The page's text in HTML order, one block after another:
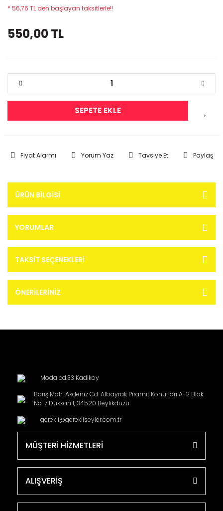
* 56,76 TL den başlayan taksitlerle!!
550,00 TL
SEPETE EKLE
Fiyat Alarmı Yorum Yaz Tavsiye Et Paylaş
ÜRÜN BILGISI
YORUMLAR
TAKSIT SEÇENEKLERI
ÖNERILERINIZ
Moda cd.33 Kadikoy
Barış Mah. Akdeniz Cd. Albayrak Piramit Konutları A-2 Blok
No: 7 Dükkan 1, 34520 Beylikdüzü
gerekli@gerekliseyler.com.tr
MÜŞTERİ HİZMETLERİ
ALIŞVERİŞ